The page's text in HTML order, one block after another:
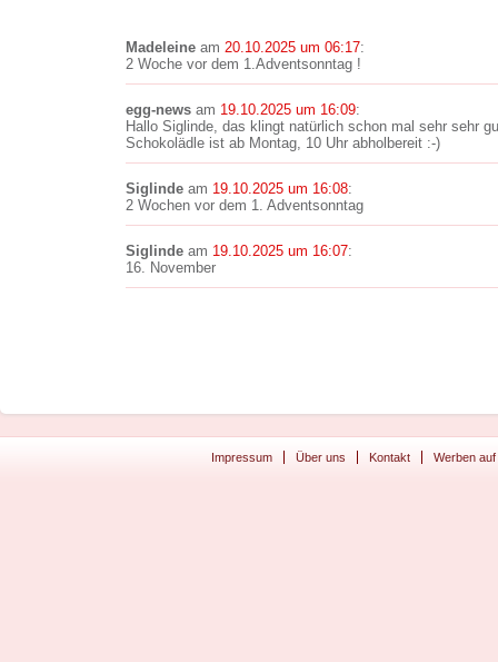
Madeleine am 20.10.2025 um 06:17:
2 Woche vor dem 1.Adventsonntag !
egg-news am 19.10.2025 um 16:09:
Hallo Siglinde, das klingt natürlich schon mal sehr sehr
Schokolädle ist ab Montag, 10 Uhr abholbereit :-)
Siglinde am 19.10.2025 um 16:08:
2 Wochen vor dem 1. Adventsonntag
Siglinde am 19.10.2025 um 16:07:
16. November
Impressum Über uns Kontakt Werben